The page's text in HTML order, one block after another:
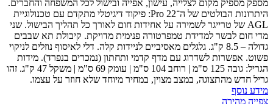
מספק מספיק מקום לצלייה, עישון, אפייה ובישול לכל המשפחה והחברים.
היתרונות הבולטים של ה־Pro 22:
פיקוד דיגיטלי מתקדם עם טכנולוגיית
AGL של טרייגר לשמירה על אחידות חום לאורך כל תהליך הבישול.
שני
מדי חום לבשר למדידת טמפרטורה פנימית מדויקת. קיבולת תא שבבים
גדולה – 8.5 ק"ג.
גלגלים מאסיביים לניידות קלה. דלי לאיסוף נוזלים לניקוי
פשוט. אפשרות לשדרוג עם מדף קדמי ותחתון (נמכרים בנפרד). מידות
הגריל: גובה 125 ס"מ | רוחב 104 ס"מ | עומק 69 ס"מ | משקל 47 ק"ג.
זהו
גריל חדש מהתצוגה, במצב מצוין, במחיר מיוחד שלא חוזר על עצמו.
מידע נוסף
צפייה מהירה